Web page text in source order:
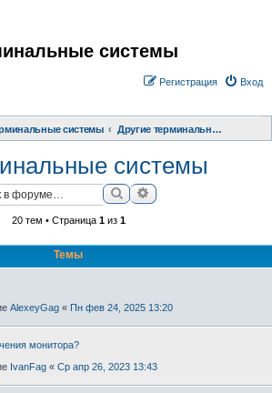
системы
Вход
Регистрация
системы Другие терминальные системы
системы
ПоискРасширенный поиск
20 тем • Страница 1из 1
Темы
AlexeyGag « Пн фев 24, 2025 13:20
монитора?
IvanFag « Ср апр 26, 2023 13:43